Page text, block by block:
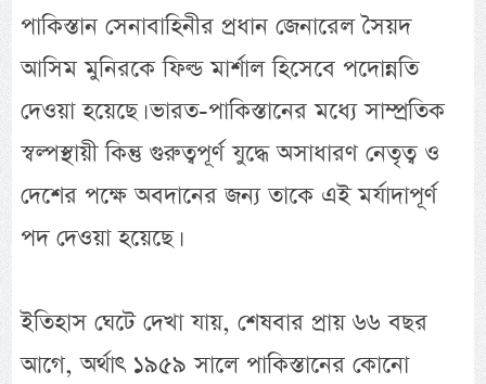
পাকিস্তান সেনাবাহিনীর প্রধান জেনারেল সৈয়দ
আসিম মুনিরকে ফিল্ড মার্শাল হিসেবে পদোন্নতি
দেওয়া হয়েছে। ভারত-পাকিস্তানের মধ্যে সাম্প্রতিক
স্বল্পস্থায়ী কিন্তু গুরুত্বপূর্ণ যুদ্ধে অসাধারণ নেতৃত্ব ও
দেশের পক্ষে অবদানের জন্য তাকে এই মর্যাদাপূর্ণ
পদ দেওয়া হয়েছে।
ইতিহাস ঘেটে দেখা যায়, শেষবার প্রায় ৬৬ বছর
আগে, অর্থাৎ ১৯৫৯ সালে পাকিস্তানের কোনো